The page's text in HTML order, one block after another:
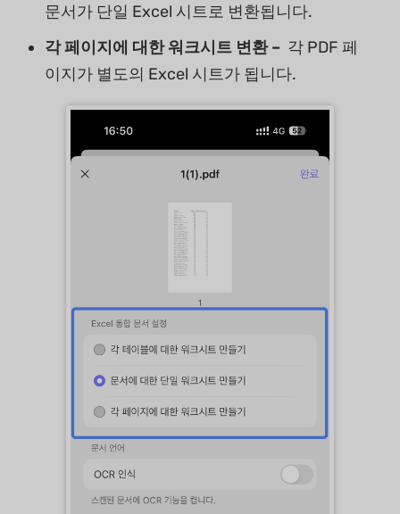
문서가 단일 Excel 시트로 변환됩니다.
각 페이지에 대한 워크시트 변환 – 각 PDF 페
이지가 별도의 Excel 시트가 됩니다.